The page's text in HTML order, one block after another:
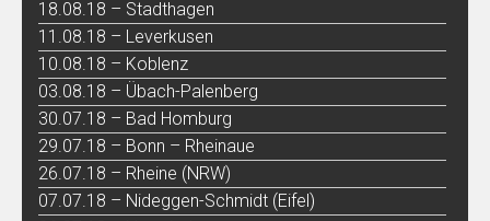
18.08.18 – Stadthagen
11.08.18 – Leverkusen
10.08.18 – Koblenz
03.08.18 – Übach-Palenberg
30.07.18 – Bad Homburg
29.07.18 – Bonn – Rheinaue
26.07.18 – Rheine (NRW)
07.07.18 – Nideggen-Schmidt (Eifel)